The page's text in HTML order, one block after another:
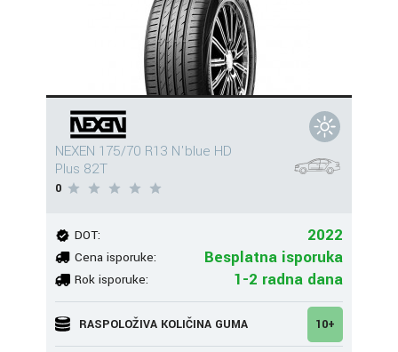
NEXEN 175/70 R13 N'blue HD
Plus 82T
0
DOT: 2022
Cena isporuke: Besplatna isporuka
Rok isporuke: 1-2 radna dana
RASPOLOŽIVA KOLIČINA GUMA 10+